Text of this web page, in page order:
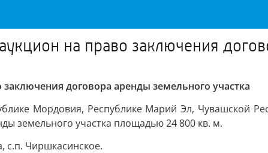
на право заключения
договора аренды земельного участка
Мордовия, Республике Марий Эл, Чувашской
земельного участка площадью 24 800 кв. м.
с.п. Чиршкасинское.